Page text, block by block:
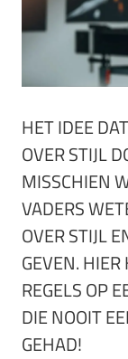
HET IDEE
OVER STIJL
MISSCHIEN
VADERS
OVER STIJL
GEVEN.
REGELS OP
DIE NOOIT
GEHAD!